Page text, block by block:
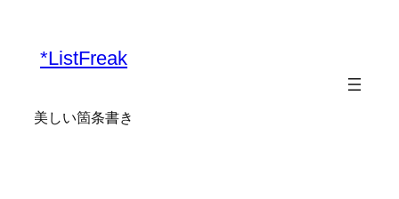
*ListFreak
美しい箇条書き